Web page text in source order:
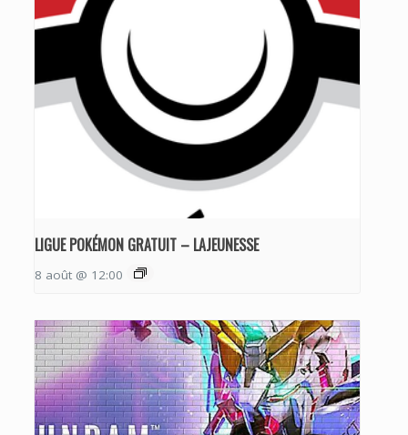
LIGUE POKÉMON GRATUIT – LAJEUNESSE
8 août @ 12:00